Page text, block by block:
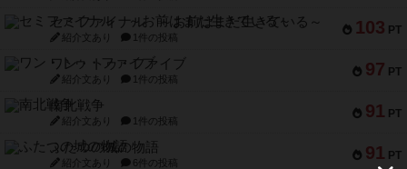
103 PT
セミファイナル ～お前はまだ生きている～
紹介文あり 1件の投稿
97 PT
ワン・トゥ・ファイブ
紹介文あり 1件の投稿
91 PT
南北戦争
紹介文あり 1件の投稿
91 PT
ふたつの城の物語
紹介文あり 6件の投稿